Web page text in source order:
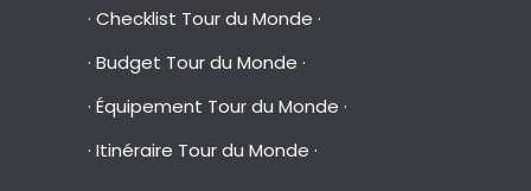
· Checklist Tour du Monde ·
· Budget Tour du Monde ·
· Équipement Tour du Monde ·
· Itinéraire Tour du Monde ·